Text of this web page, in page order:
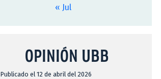
« Jul
OPINIÓN UBB
Publicado el 12 de abril del 2026